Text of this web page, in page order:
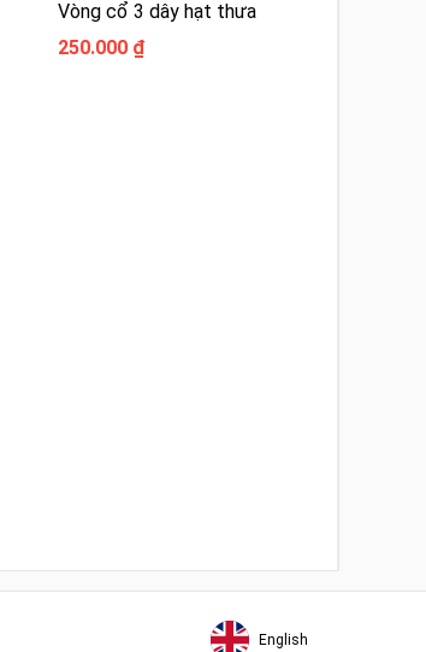
Vòng cổ 3 dây hạt thưa
250.000 ₫
English